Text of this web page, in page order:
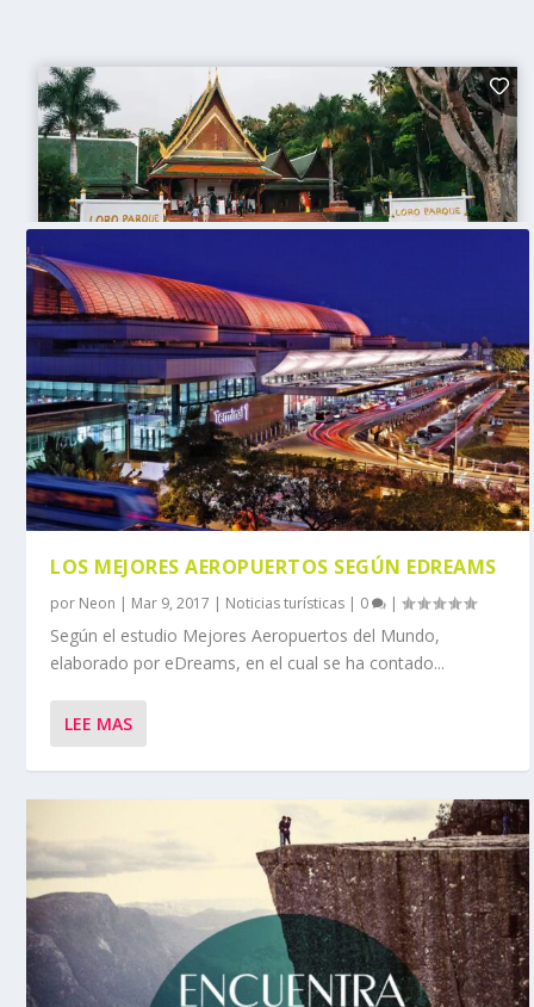
LOS MEJORES AEROPUERTOS SEGÚN EDREAMS
por Neon | Mar 9, 2017 | Noticias turísticas | 0 |
Según el estudio Mejores Aeropuertos del Mundo,
elaborado por eDreams, en el cual se ha contado...
LEE MAS